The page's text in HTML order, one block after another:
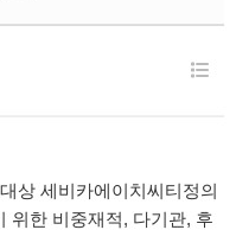
상 세비카에이치씨티정의
위한 비중재적, 다기관, 후